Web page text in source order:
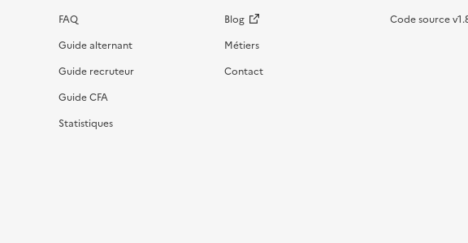
FAQ
Guide alternant
Guide recruteur
Guide CFA
Statistiques
Blog
Métiers
Contact
Code source